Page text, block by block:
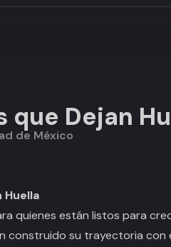
que Dejan
de México
Huella
quienes están listos para
construido su trayectoria